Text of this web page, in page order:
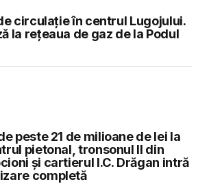
circulație în centrul Lugojului.
la rețeaua de gaz de la Podul
peste 21 de milioane de lei la
pietonal, tronsonul II din
și cartierul I.C. Drăgan intră
completă